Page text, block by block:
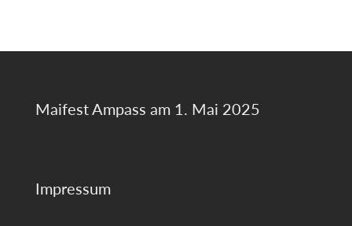
Maifest Ampass am 1. Mai 2025
Impressum